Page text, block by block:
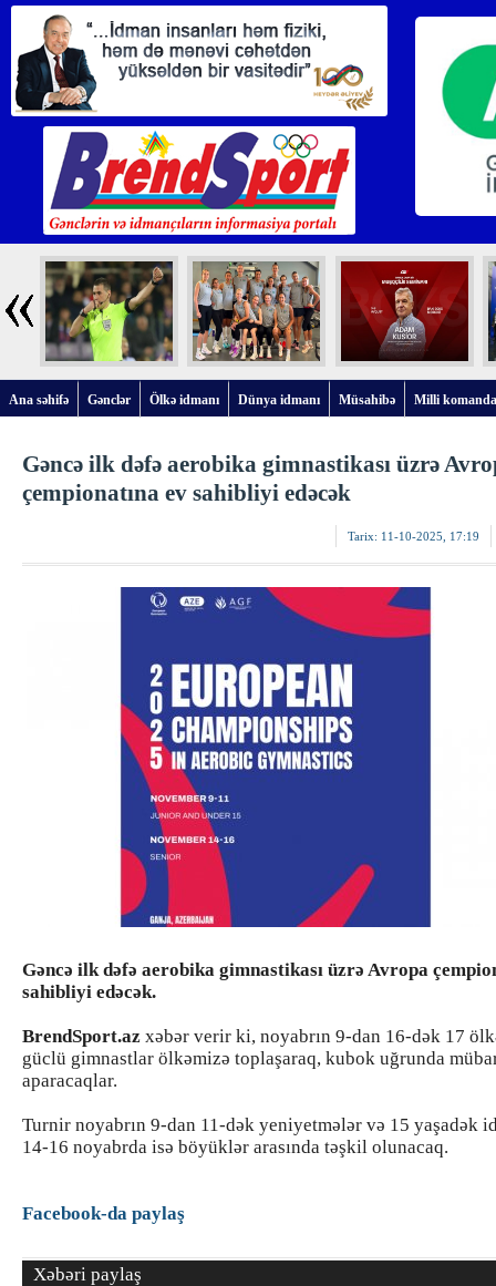
Ana səhifə Gənclər Ölkə idmanı Dünya idmanı Müsahibə Milli
Gəncə ilk dəfə aerobika gimnastikası üzrə
çempionatına ev sahibliyi edəcək
Tarix: 11-10-2025, 17:19
Gəncə ilk dəfə aerobika gimnastikası üzrə Avropa
sahibliyi edəcək.
BrendSport.az xəbər verir ki, noyabrın 9-dan 16-dək 17
güclü gimnastlar ölkəmizə toplaşaraq, kubok uğrunda
aparacaqlar.
Turnir noyabrın 9-dan 11-dək yeniyetmələr və 15 yaşadək
14-16 noyabrda isə böyüklər arasında təşkil olunacaq.
Facebook-da paylaş
Xəbəri paylaş